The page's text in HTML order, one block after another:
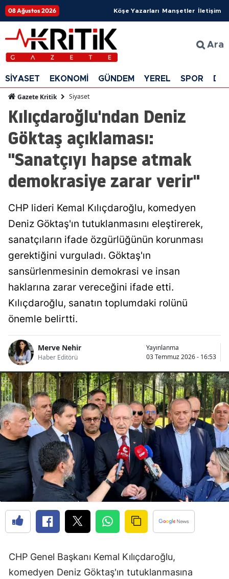
08 Ağustos 2026 Köşe Yazarları Manşetler İletişim
Ara
SİYASET EKONOMİ GÜNDEM YEREL SPOR
Gazete Kritik Siyaset
Kılıçdaroğlu'ndan Deniz
Göktaş açıklaması:
"Sanatçıyı hapse atmak
demokrasiye zarar verir"
CHP lideri Kemal Kılıçdaroğlu, komedyen
Deniz Göktaş'ın tutuklanmasını eleştirerek,
sanatçıların ifade özgürlüğünün korunması
gerektiğini vurguladı. Göktaş'ın
sansürlenmesinin demokrasi ve insan
haklarına zarar vereceğini ifade etti.
Kılıçdaroğlu, sanatın toplumdaki rolünü
önemle belirtti.
Merve Nehir
Haber Editörü
Yayınlanma
03 Temmuz 2026 - 16:53
CHP Genel Başkanı Kemal Kılıçdaroğlu,
komedyen Deniz Göktaş'ın tutuklanmasına